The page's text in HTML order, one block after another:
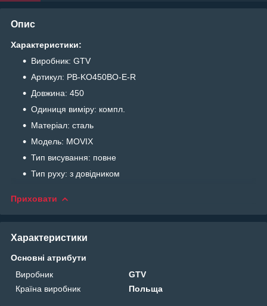
Опис
Характеристики:
Виробник: GTV
Артикул: PB-KO450BO-E-R
Довжина: 450
Одиниця виміру: компл.
Матеріал: сталь
Модель: MOVIX
Тип висування: повне
Тип руху: з довідником
Приховати
Характеристики
Основні атрибути
Виробник
GTV
Країна виробник
Польща